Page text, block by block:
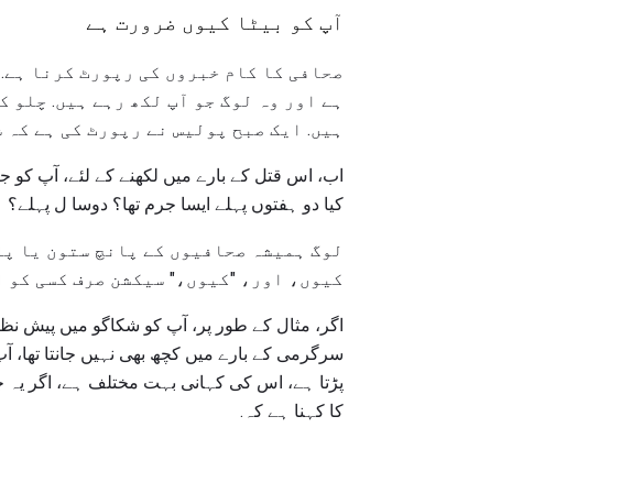
آپ کو بیٹا کیوں ضرورت ہے
صحافی کا کام خبروں کی رپورٹ کرنا
ہے اور وہ لوگ جو آپ لکھ رہے ہیں.
ہیں. ایک صبح پولیس نے رپورٹ کی ہے
اب، اس قتل کے بارے میں لکھنے کے لئے، آپ
کیا دو ہفتوں پہلے ایسا جرم تھا؟ دوسا ل پہلے؟
لوگ ہمیشہ صحافیوں کے پانچ ستون یا
کیوں، اور، "کیوں،" سیکشن صرف کسی
اگر، مثال کے طور پر، آپ کو شکاگو میں پیش
سرگرمی کے بارے میں کچھ بھی نہیں جانتا تھا،
پڑتا ہے، اس کی کہانی بہت مختلف ہے، اگر یہ
کا کہنا ہے کہ.